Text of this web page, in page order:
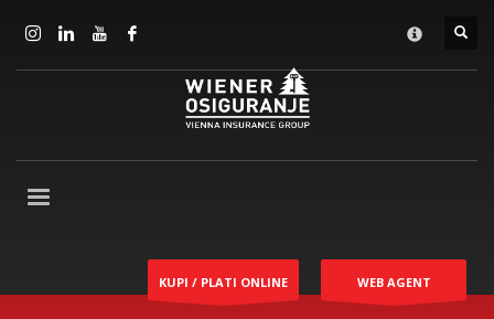
KUPI / PLATI ONLINE WEB AGENT